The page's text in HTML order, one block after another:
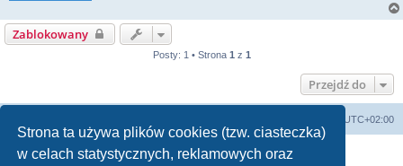
Strona ta używa plików cookies (tzw. ciasteczka)
w celach statystycznych, reklamowych oraz
Zablokowany
Posty: 1 • Strona 1 z 1
Przejdź do
UTC+02:00
Technologię dostarczaphpBB® Forum Software © phpBB Limited